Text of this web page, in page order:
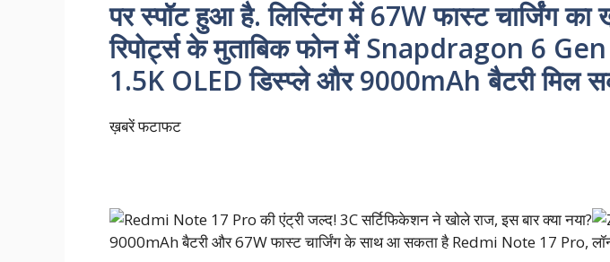
पर स्पॉट हुआ है. लिस्टिंग में 67W फास्ट चार्जिंग
रिपोर्ट्स के मुताबिक फोन में Snapdragon 6
1.5K OLED डिस्प्ले और 9000mAh बैटरी मिल
ख़बरें फटाफट
9000mAh बैटरी और 67W फास्ट चार्जिंग के साथ आ सकता है Redmi Note 17 Pro,